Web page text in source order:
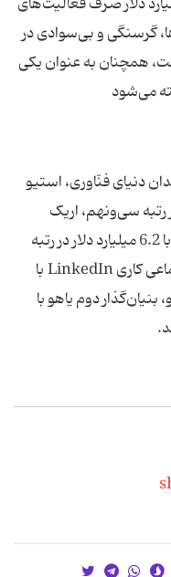
دلار صرف فعالیت‌های
گرسنگی و بی‌سوادی در
همچنان به عنوان یکی
می‌شود
دنیای فنّاوری، استیو
رتبه سی‌ونهم، اریک
اشمیت رئیس سابق هیأت‌مدیره گوگل با 6.2 میلیارد دلار در رتبه
پنجاهم، رید هافمن، رئیس شبکه اجتماعی کاری LinkedIn با
293 و دیوید فیلو، بنیان‌گذار دوم یاهو با